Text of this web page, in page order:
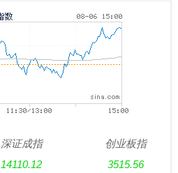
深证成指
14110.12
创业板指
3515.56